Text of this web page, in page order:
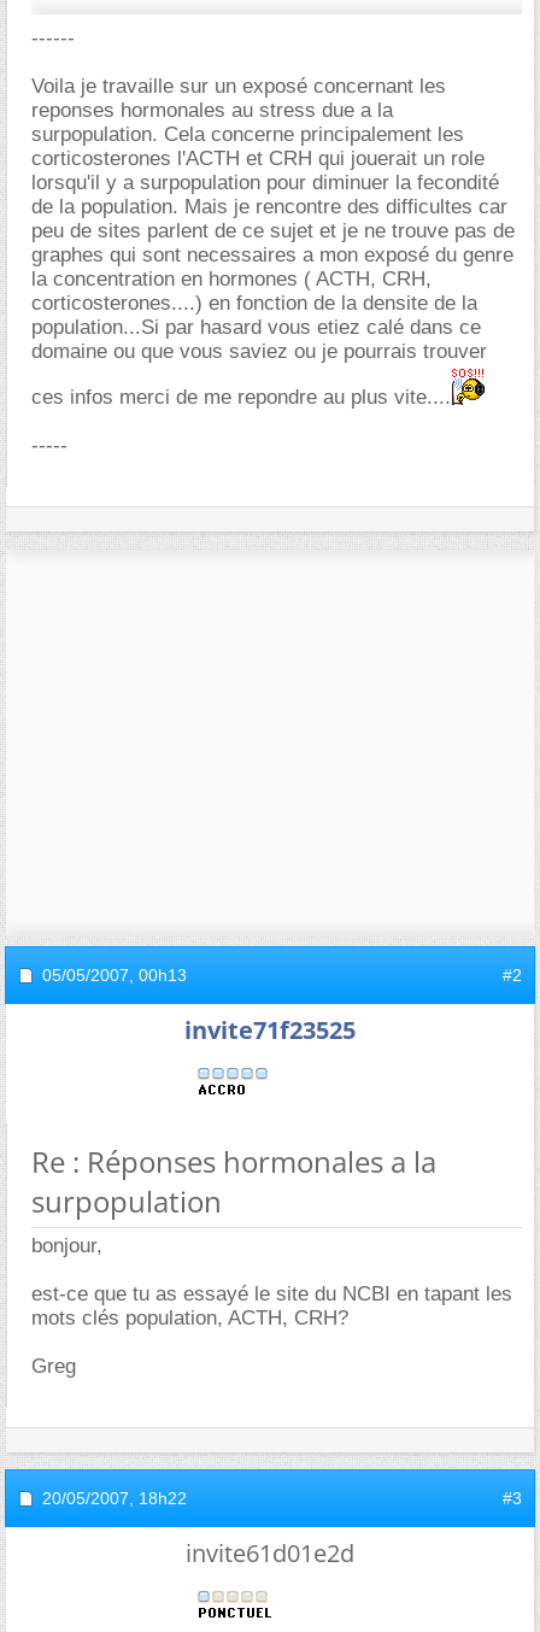
------
Voila je travaille sur un exposé concernant les
reponses hormonales au stress due a la
surpopulation. Cela concerne principalement les
corticosterones l'ACTH et CRH qui jouerait un role
lorsqu'il y a surpopulation pour diminuer la fecondité
de la population. Mais je rencontre des difficultes car
peu de sites parlent de ce sujet et je ne trouve pas de
graphes qui sont necessaires a mon exposé du genre
la concentration en hormones ( ACTH, CRH,
corticosterones....) en fonction de la densite de la
population...Si par hasard vous etiez calé dans ce
domaine ou que vous saviez ou je pourrais trouver
ces infos merci de me repondre au plus vite....
-----
05/05/2007, 00h13 #2
invite71f23525
Re : Réponses hormonales a la
surpopulation
bonjour,
est-ce que tu as essayé le site du NCBI en tapant les
mots clés population, ACTH, CRH?
Greg
20/05/2007, 18h22 #3
invite61d01e2d